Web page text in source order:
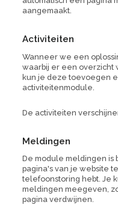
aangemaakt.
Activiteiten
Wanneer we een
waarbij er een overzicht
kun je deze toevoegen
activiteitenmodule.
De activiteiten
Meldingen
De module meldingen is
pagina's van je website
telefoonstoring hebt. Je
meldingen meegeven,
pagina verdwijnen.